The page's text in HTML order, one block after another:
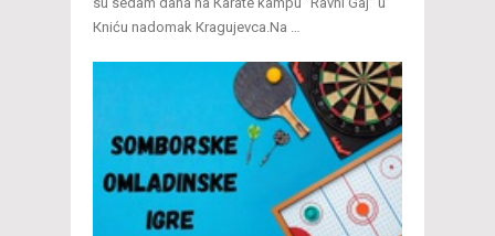
Кniću nadomak Кragujevca.Na …